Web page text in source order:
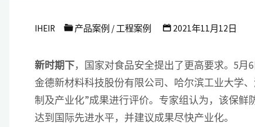
艾
尔
防
霉
抗
IHEIR 产品案例 / 工程案例 2021年11月12日
新时期下，国家对食品安全提出了更高要求。5月
金德新材料科技股份有限公司、哈尔滨工业大学
制及产业化”成果进行评价。专家组认为，该保
达到国际先进水平，并建议成果尽快产业化。